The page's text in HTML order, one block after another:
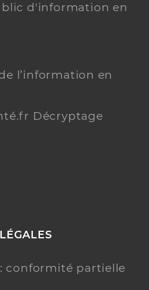
d'information en
l’information en
Décryptage
conformité partielle